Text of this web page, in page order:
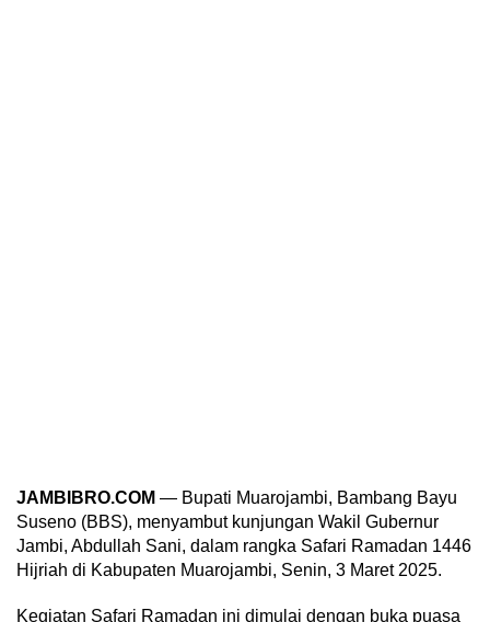
JAMBIBRO.COM — Bupati Muarojambi, Bambang Bayu
Suseno (BBS), menyambut kunjungan Wakil Gubernur
Jambi, Abdullah Sani, dalam rangka Safari Ramadan 1446
Hijriah di Kabupaten Muarojambi, Senin, 3 Maret 2025.
Kegiatan Safari Ramadan ini dimulai dengan buka puasa